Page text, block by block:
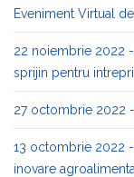
Eveniment Virtual
22 noiembrie 2022
sprijin pentru
27 octombrie 2022
13 octombrie 2022
inovare